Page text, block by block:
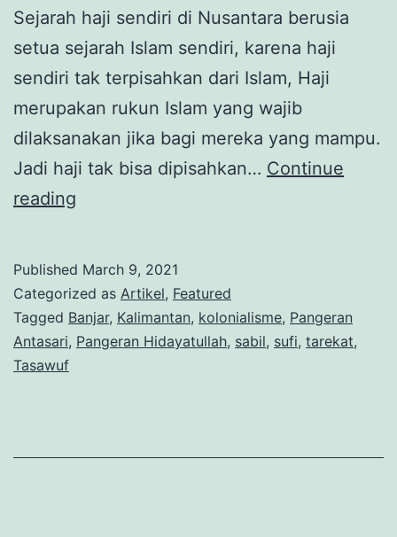
Sejarah haji sendiri di Nusantara berusia
setua sejarah Islam sendiri, karena haji
sendiri tak terpisahkan dari Islam, Haji
merupakan rukun Islam yang wajib
dilaksanakan jika bagi mereka yang mampu.
Jadi haji tak bisa dipisahkan… Continue
reading
dalam
Perang
Banjar
Published March 9, 2021
Categorized as Artikel, Featured
Tagged Banjar, Kalimantan, kolonialisme, Pangeran
Antasari, Pangeran Hidayatullah, sabil, sufi, tarekat,
Tasawuf